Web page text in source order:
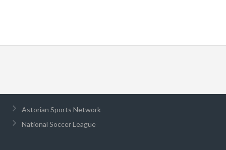
Astorian Sports Network
National Soccer League